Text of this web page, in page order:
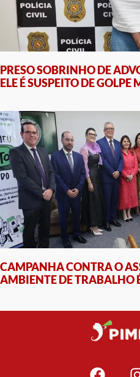
PRESO SOBRINHO DE
ELE É SUSPEITO DE
CAMPANHA CONTRA O
AMBIENTE DE TRABALHO